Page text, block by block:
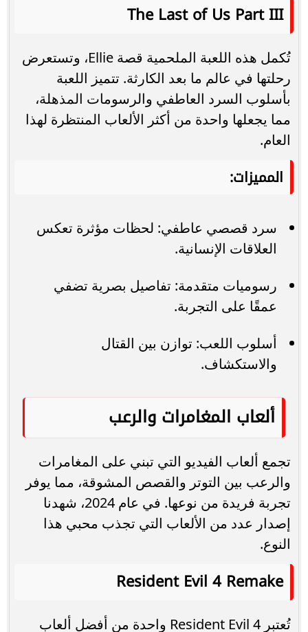
The Last of Us Part III
تُكمل هذه اللعبة الملحمية قصة Ellie، وتستعرض
رحلتها في عالم ما بعد الكارثة. تتميز اللعبة
بأسلوب السرد العاطفي والرسومات المذهلة،
مما يجعلها واحدة من أكثر الألعاب المنتظرة لهذا
العام.
المميزات:
سرد قصصي عاطفي: لحظات مؤثرة تعكس
العلاقات الإنسانية.
رسوميات متقدمة: تفاصيل بصرية تضفي
عمقًا على التجربة.
أسلوب اللعب: توازن بين القتال
والاستكشاف.
ألعاب المغامرات والرعب
تجمع ألعاب الفيديو التي تبني على المغامرات
والرعب بين التوتر والقصص المشوقة، مما يوفر
تجربة فريدة من نوعها. في عام 2024، شهدنا
إصدار عدد من الألعاب التي تجذب محبي هذا
النوع.
Resident Evil 4 Remake
تُعتبر Resident Evil 4 واحدة من أفضل ألعاب